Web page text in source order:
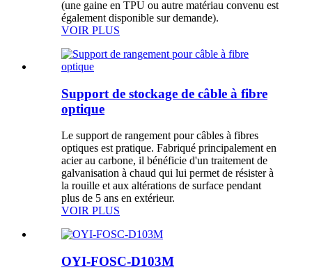
(une gaine en TPU ou autre matériau convenu est
également disponible sur demande).
VOIR PLUS
Support de stockage de câble à fibre
optique
Le support de rangement pour câbles à fibres
optiques est pratique. Fabriqué principalement en
acier au carbone, il bénéficie d'un traitement de
galvanisation à chaud qui lui permet de résister à
la rouille et aux altérations de surface pendant
plus de 5 ans en extérieur.
VOIR PLUS
OYI-FOSC-D103M